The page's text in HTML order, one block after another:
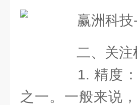
二、关注
1. 精度：
之一。一般来说